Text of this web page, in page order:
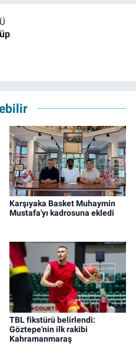
Karşıyaka Basket Muhaymin
Mustafa'yı kadrosuna ekledi
TBL fikstürü belirlendi:
Göztepe'nin ilk rakibi
Kahramanmaraş